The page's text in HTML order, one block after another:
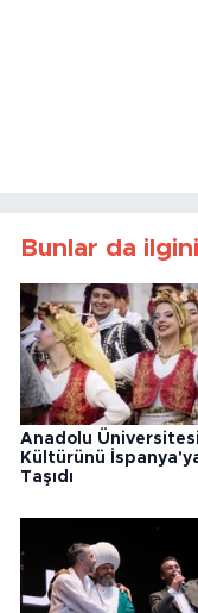
Bunlar da
Anadolu
Kültürünü
Taşıdı